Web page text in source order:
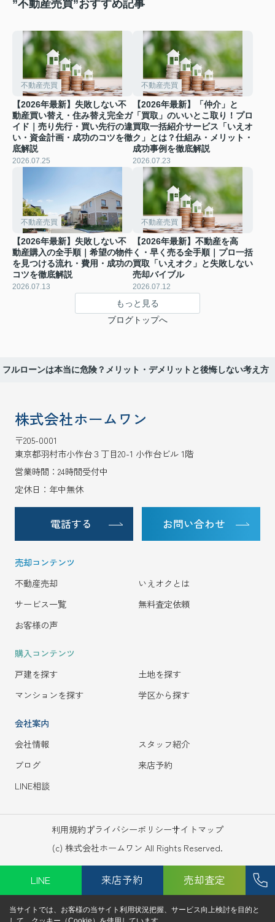
”不動産売買”おすすめ記事
不動産売買
【2026年最新】失敗しない不
動産買い替え・住み替え完全ガ
イド｜売り先行・買い先行の違
い・資金計画・成功のコツを徹
底解説
2026.07.25
不動産売買
【2026年最新】「仲介」と
「買取」のいいとこ取り！プロ
買取一括紹介サービス「いえオ
ク」とは？仕組み・メリット・
成功事例を徹底解説
2026.07.23
不動産売買
【2026年最新】失敗しない不
動産購入の全手順｜希望の物件
を見つける流れ・費用・成功の
コツを徹底解説
2026.07.13
不動産売買
【2026年最新】不動産を高
く・早く売る全手順｜プロ一括
買取「いえオク」と失敗しない
売却バイブル
2026.07.12
もっと見る
ブログトップへ
フルローンは本当に危険？メリット・デメリットと後悔しない考え方
株式会社ホームワン
〒205-0001
東京都羽村市小作台３丁目20-1 小作台ビル 1階
営業時間：24時間受付中
定休日：年中無休
電話する お問い合わせ
売却コンテンツ
不動産売却
いえオクとは
サービス一覧
無料査定依頼
お客様の声
購入コンテンツ
戸建を探す
土地を探す
マンションを探す
学区から探す
会社案内
会社情報
スタッフ紹介
ブログ
来店予約
LINE相談
利用規約プライバシーポリシーサイトマップ
(c) 株式会社ホームワン All Rights Reserved.
LINE 来店予約 売却査定
当サイトでは、お客様の当サイト利用状況把握、サービス向上検討を目的と